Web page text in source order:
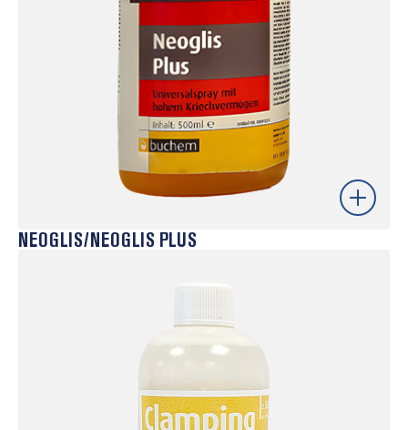
Saber mais
capacidade de penetração, adequados para diversos
mecanismos e componentes mecânicos. Formam um
filme estável com propriedades antifricção, que reduz
o desgaste, protege contra humidade e ajuda a
prevenir corrosão. Ideais para garantir lubrificação
consistente e funcionamento suave em ambientes
industriais exigentes.
NEOGLIS/NEOGLIS PLUS